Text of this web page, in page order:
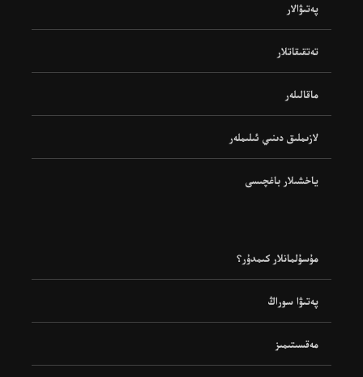
پەتىۋالار
تەتقىقاتلار
ماقالىلەر
لازىملىق دىنىي ئىلىملەر
ياخشىلار باغچىسى
مۇسۇلمانلار كىمدۇر؟
پەتىۋا سوراڭ
مەقسىتىمىز